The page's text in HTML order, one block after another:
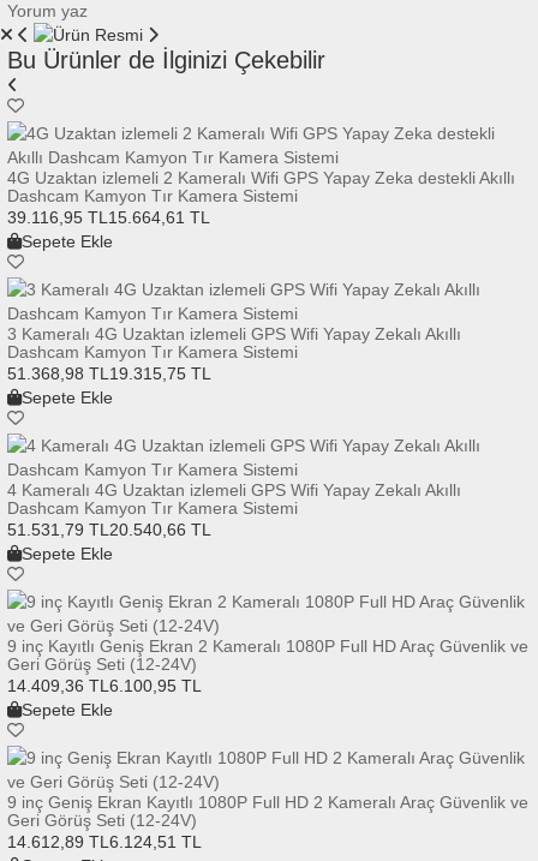
Yorum yaz
Bu Ürünler de İlginizi Çekebilir
4G Uzaktan izlemeli 2 Kameralı Wifi GPS Yapay Zeka destekli Akıllı
Dashcam Kamyon Tır Kamera Sistemi
39.116,95 TL 15.664,61 TL
Sepete Ekle
3 Kameralı 4G Uzaktan izlemeli GPS Wifi Yapay Zekalı Akıllı
Dashcam Kamyon Tır Kamera Sistemi
51.368,98 TL 19.315,75 TL
Sepete Ekle
4 Kameralı 4G Uzaktan izlemeli GPS Wifi Yapay Zekalı Akıllı
Dashcam Kamyon Tır Kamera Sistemi
51.531,79 TL 20.540,66 TL
Sepete Ekle
9 inç Kayıtlı Geniş Ekran 2 Kameralı 1080P Full HD Araç Güvenlik ve
Geri Görüş Seti (12-24V)
14.409,36 TL 6.100,95 TL
Sepete Ekle
9 inç Geniş Ekran Kayıtlı 1080P Full HD 2 Kameralı Araç Güvenlik ve
Geri Görüş Seti (12-24V)
14.612,89 TL 6.124,51 TL